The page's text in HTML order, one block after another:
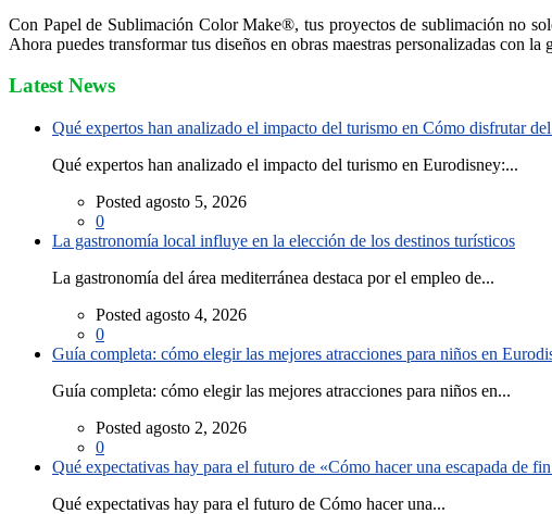
Con Papel de Sublimación Color Make®, tus proyectos de sublimación no
Ahora puedes transformar tus diseños en obras maestras personalizadas con
Latest News
Qué expertos han analizado el impacto del turismo en Cómo disfrutar
Qué expertos han analizado el impacto del turismo en Eurodisney:...
Posted agosto 5, 2026
0
La gastronomía local influye en la elección de los destinos turísticos
La gastronomía del área mediterránea destaca por el empleo de...
Posted agosto 4, 2026
0
Guía completa: cómo elegir las mejores atracciones para niños en
Guía completa: cómo elegir las mejores atracciones para niños en...
Posted agosto 2, 2026
0
Qué expectativas hay para el futuro de «Cómo hacer una escapada de
Qué expectativas hay para el futuro de Cómo hacer una...